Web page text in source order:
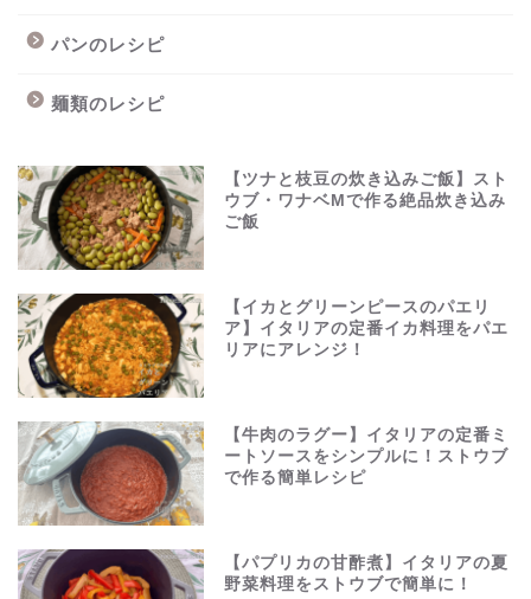
パンのレシピ
麺類のレシピ
【ツナと枝豆の炊き込みご飯】スト
ウブ・ワナベMで作る絶品炊き込み
ご飯
【イカとグリーンピースのパエリ
ア】イタリアの定番イカ料理をパエ
リアにアレンジ！
【牛肉のラグー】イタリアの定番ミ
ートソースをシンプルに！ストウブ
で作る簡単レシピ
【パプリカの甘酢煮】イタリアの夏
野菜料理をストウブで簡単に！